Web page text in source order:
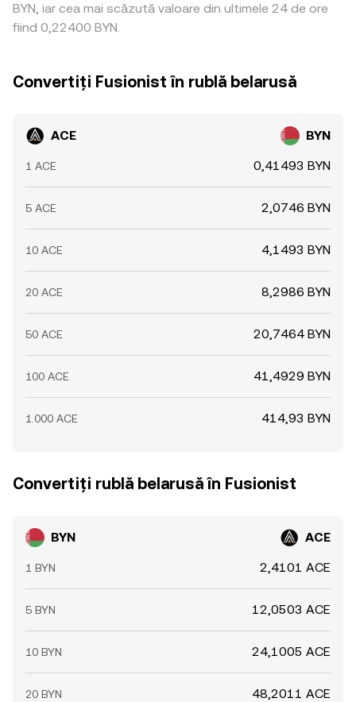
BYN, iar cea mai scăzută valoare din ultimele 24 de ore
fiind 0,22400 BYN.
Convertiți Fusionist în rublă belarusă
ACE BYN
1 ACE 0,41493 BYN
5 ACE 2,0746 BYN
10 ACE 4,1493 BYN
20 ACE 8,2986 BYN
50 ACE 20,7464 BYN
100 ACE 41,4929 BYN
1.000 ACE 414,93 BYN
Convertiți rublă belarusă în Fusionist
BYN ACE
1 BYN 2,4101 ACE
5 BYN 12,0503 ACE
10 BYN 24,1005 ACE
20 BYN 48,2011 ACE